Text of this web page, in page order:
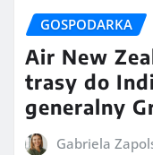
GOSPODARKA
Air New
trasy do
generalny
Gabriela